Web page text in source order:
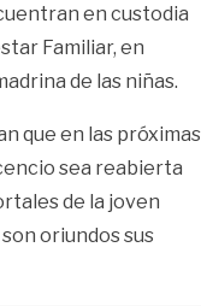
en custodia
Familiar, en
de las niñas.
que en las próximas
sea reabierta
de la joven
oriundos sus